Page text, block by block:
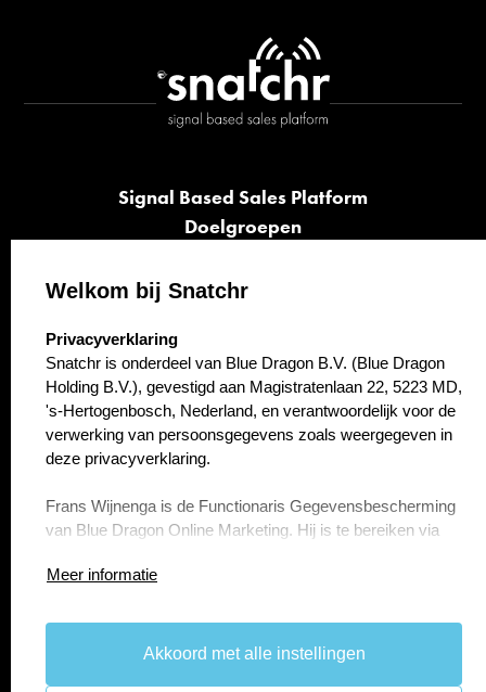
Signal Based Sales Platform
Doelgroepen
Opvolging
Over ons
Contact
Welkom bij Snatchr
select language
Privacyverklaring
Snatchr is onderdeel van Blue Dragon B.V. (Blue Dragon
Holding B.V.), gevestigd aan Magistratenlaan 22, 5223 MD,
's-Hertogenbosch, Nederland, en verantwoordelijk voor de
verwerking van persoonsgegevens zoals weergegeven in
deze privacyverklaring.
Frans Wijnenga is de Functionaris Gegevensbescherming
van Blue Dragon Online Marketing. Hij is te bereiken via
Blue Dragon B.V. (Blue Dragon Holding B.V.) verwerkt uw
persoonsgegevens doordat u gebruik maakt van onze
Meer informatie
Akkoord met alle instellingen